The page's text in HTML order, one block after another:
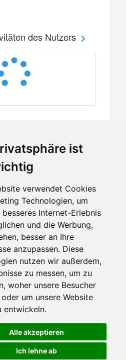
ist
verwendet Cookies
Technologien, um
besseres Internet-Erlebnis
und die Werbung,
besser an Ihre
anzupassen. Diese
nutzen wir außerdem,
zu messen, um zu
woher unsere Besucher
um unsere Website
entwickeln.
Alle akzeptieren
Ich lehne ab
auf Ihrem Computer zu speichern.
des Nutzers
Gewerbetreibende
Investoren
Medien
Facebook
Twitter
YouTube